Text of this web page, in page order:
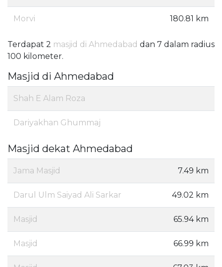
Morvi 180.81 km
Terdapat 2 masjid di Ahmedabad dan 7 dalam radius
100 kilometer.
Masjid di Ahmedabad
Shah E Alam Roza
Dariyakhan Ghummaj
Masjid dekat Ahmedabad
Jama Masjid 7.49 km
Darul Ulm Saiyad Ali Sarkar 49.02 km
Masjid 65.94 km
Masjid 66.99 km